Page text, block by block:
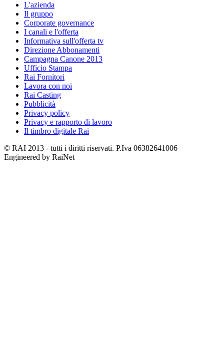
L'azienda
Il gruppo
Corporate governance
I canali e l'offerta
Informativa sull'offerta tv
Direzione Abbonamenti
Campagna Canone 2013
Ufficio Stampa
Rai Fornitori
Lavora con noi
Rai Casting
Pubblicità
Privacy policy
Privacy e rapporto di lavoro
Il timbro digitale Rai
© RAI 2013 - tutti i diritti riservati. P.Iva 06382641006
Engineered by RaiNet